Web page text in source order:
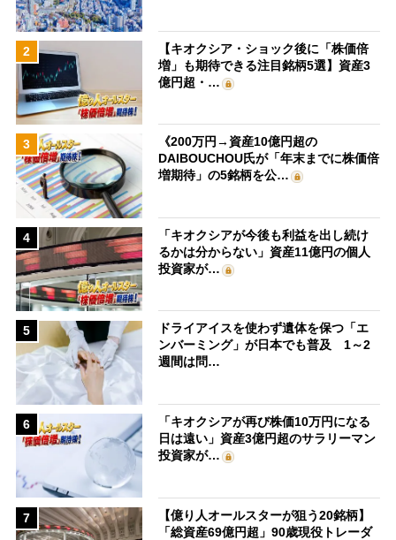
2
【キオクシア・ショック後に「株価倍
増」も期待できる注目銘柄5選】資産3
億円超・…
3
《200万円→資産10億円超の
DAIBOUCHOU氏が「年末までに株価倍
増期待」の5銘柄を公…
4
「キオクシアが今後も利益を出し続け
るかは分からない」資産11億円の個人
投資家が…
5
ドライアイスを使わず遺体を保つ「エ
ンバーミング」が日本でも普及 1～2
週間は問…
6
「キオクシアが再び株価10万円になる
日は遠い」資産3億円超のサラリーマン
投資家が…
7
【億り人オールスターが狙う20銘柄】
「総資産69億円超」90歳現役トレーダ